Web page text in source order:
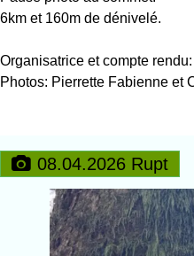
6km et 160m de dénivelé.
Organisatrice et compte
Photos: Pierrette Fabienne et
08.04.2026 Rupt